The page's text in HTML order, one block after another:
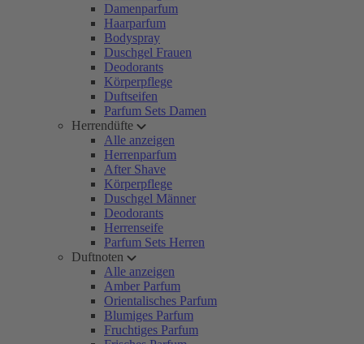
Damenparfum
Haarparfum
Bodyspray
Duschgel Frauen
Deodorants
Körperpflege
Duftseifen
Parfum Sets Damen
Herrendüfte
Alle anzeigen
Herrenparfum
After Shave
Körperpflege
Duschgel Männer
Deodorants
Herrenseife
Parfum Sets Herren
Duftnoten
Alle anzeigen
Amber Parfum
Orientalisches Parfum
Blumiges Parfum
Fruchtiges Parfum